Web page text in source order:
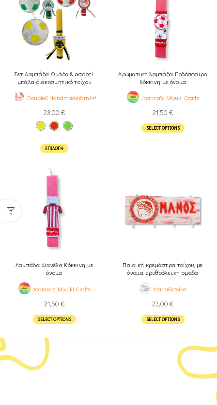
Σετ Λαμπάδα Oμάδα & ασορτί
μπάλα διακοσμητικό τοίχου
DoubleK.HandmadeYarnArt
23,00 €
ΕΠΙΛΟΓΉ
Αρωματική λαμπάδα Ποδόσφαιρο
Κόκκινη με όνομα
Joanna's Miyuki Crafts
21,50 €
SELECT OPTIONS
Λαμπάδα Φανέλα Κόκκινη με
όνομα
Joanna's Miyuki Crafts
21,50 €
SELECT OPTIONS
Παιδική κρεμάστρα τοίχου, με
όνομα, ερυθρόλευκη ομάδα
MariaGotsika
23,00 €
SELECT OPTIONS